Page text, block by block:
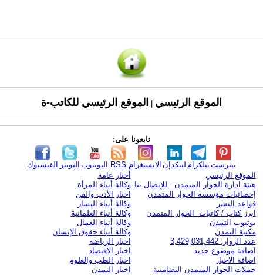
الموقع الرئيسي الموقع الرئيسي للكاتب-ة
تابعونا على:
الفيسبوك التويتر اليوتيوب RSS الانستغرام لينكدإن تيلكرامبنترست
الموقع الرئيسي
هيئة ادارة الحوار المتمدن - للإتصال بنا
إحصائيات مؤسسة الحوار المتمدن
قواعد النشر
ابرز كتاب / كاتبات الحوار المتمدن
يوتيوب التمدن
مكتبة التمدن
عدد الزوار: 3,429,031,442
اضافة موضوع جديد
اضافة الاخبار
حملات الحوار المتمدن التضامنية
أخبار عامة
وكالة أنباء المرأة
اخبار الأدب والفن
وكالة أنباء اليسار
وكالة أنباء العلمانية
وكالة أنباء العمال
وكالة أنباء حقوق الإنسان
اخبار الرياضة
اخبار الاقتصاد
اخبار الطب والعلوم
اخبار التمدن